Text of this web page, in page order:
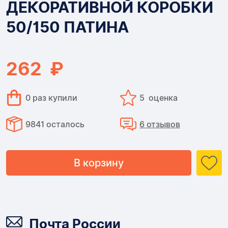
50/150
ПАТИНА
262 ₽
ДЕКОРАТИВНОЙ КОРОБКИ
50/150 ПАТИНА
0 раз купили 5 оценка
9841 осталось 6 отзывов
В корзину
Почта России